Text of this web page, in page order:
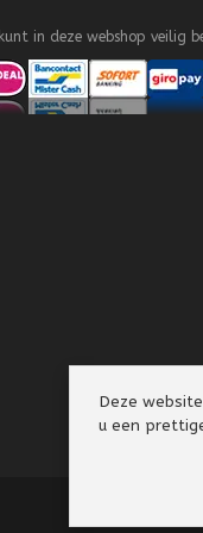
in deze webshop veilig
Deze
u een